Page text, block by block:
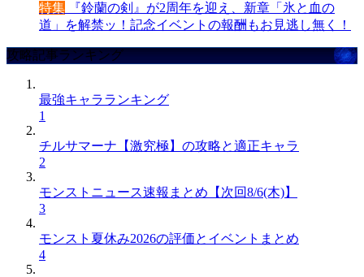
特集 『鈴蘭の剣』が2周年を迎え、新章「氷と血の
道」を解禁ッ！記念イベントの報酬もお見逃し無く！
攻略記事ランキング
最強キャラランキング
1
チルサマーナ【激究極】の攻略と適正キャラ
2
モンストニュース速報まとめ【次回8/6(木)】
3
モンスト夏休み2026の評価とイベントまとめ
4